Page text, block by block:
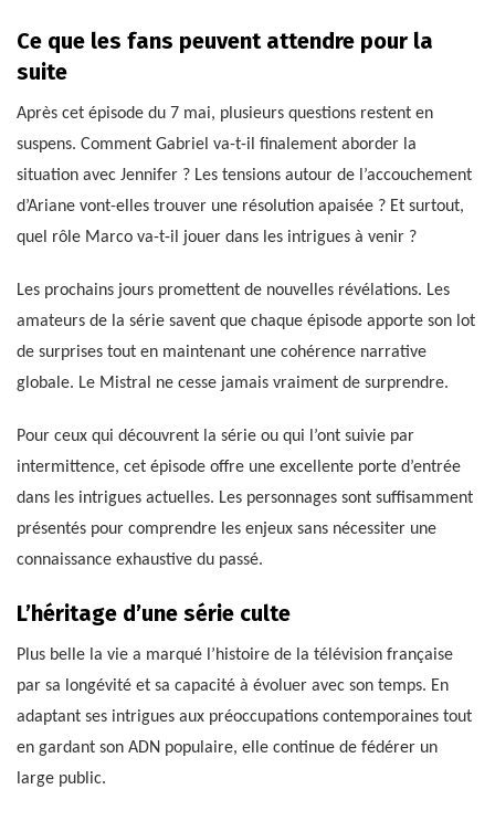
Ce que les fans peuvent attendre pour la
suite
Après cet épisode du 7 mai, plusieurs questions restent en
suspens. Comment Gabriel va-t-il finalement aborder la
situation avec Jennifer ? Les tensions autour de l’accouchement
d’Ariane vont-elles trouver une résolution apaisée ? Et surtout,
quel rôle Marco va-t-il jouer dans les intrigues à venir ?
Les prochains jours promettent de nouvelles révélations. Les
amateurs de la série savent que chaque épisode apporte son lot
de surprises tout en maintenant une cohérence narrative
globale. Le Mistral ne cesse jamais vraiment de surprendre.
Pour ceux qui découvrent la série ou qui l’ont suivie par
intermittence, cet épisode offre une excellente porte d’entrée
dans les intrigues actuelles. Les personnages sont suffisamment
présentés pour comprendre les enjeux sans nécessiter une
connaissance exhaustive du passé.
L’héritage d’une série culte
Plus belle la vie a marqué l’histoire de la télévision française
par sa longévité et sa capacité à évoluer avec son temps. En
adaptant ses intrigues aux préoccupations contemporaines tout
en gardant son ADN populaire, elle continue de fédérer un
large public.